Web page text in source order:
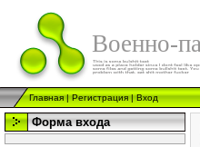
Военно-
Главная|Регистрация|Вход
Форма входа